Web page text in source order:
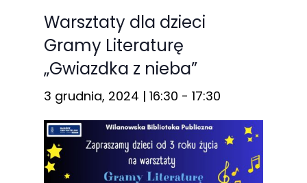
Warsztaty dla dzieci
Gramy Literaturę
„Gwiazdka z nieba”
3 grudnia, 2024 | 16:30 - 17:30
Te pliki cookie
nie są
opcjonalne. Są
one potrzebne
funkcjonowania
strony
internetowej.